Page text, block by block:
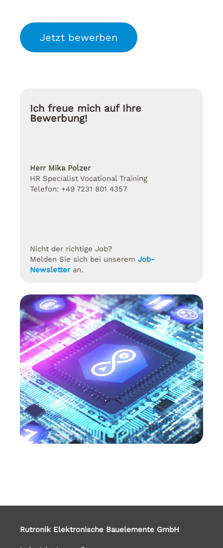
Jetzt bewerben
Ich freue mich auf Ihre
Bewerbung!
Herr Mika Polzer
HR Specialist Vocational Training
Telefon: +49 7231 801 4357
Nicht der richtige Job?
Melden Sie sich bei unserem Job-
Newsletteran.
Rutronik Elektronische Bauelemente GmbH